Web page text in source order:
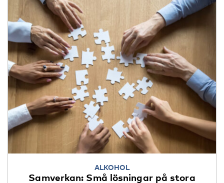
ALKOHOL
Samverkan: Små lösningar på stora